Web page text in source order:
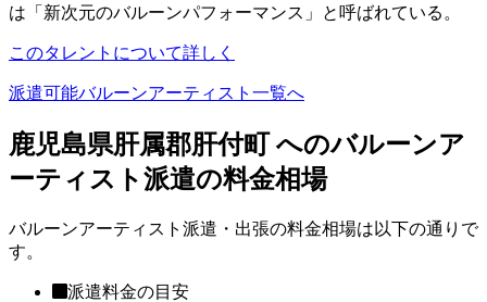
は「新次元のバルーンパフォーマンス」と呼ばれている。
このタレントについて詳しく
派遣可能バルーンアーティスト一覧へ
鹿児島県肝属郡肝付町 へのバルーンア
ーティスト派遣の料金相場
バルーンアーティスト派遣・出張の料金相場は以下の通りで
す。
派遣料金の目安